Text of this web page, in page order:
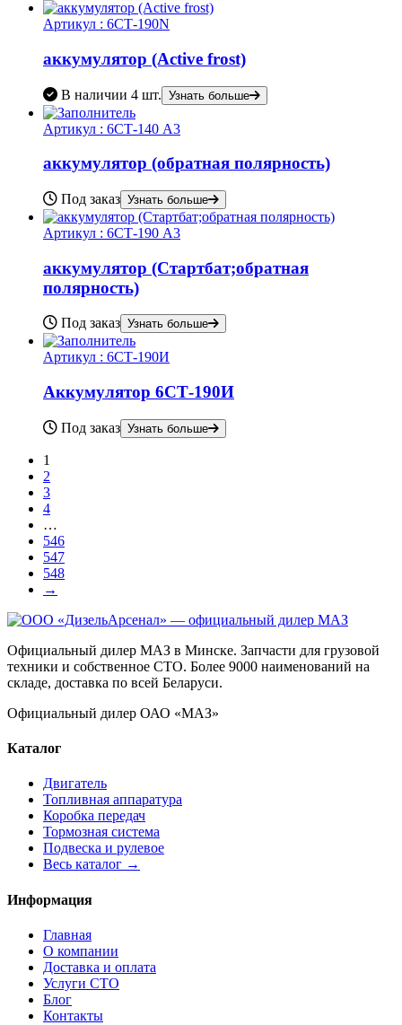
Артикул : 6СТ-190N
аккумулятор (Active frost)
В наличии 4 шт. Узнать больше
Артикул : 6СТ-140 А3
аккумулятор (обратная полярность)
Под заказ Узнать больше
Артикул : 6СТ-190 А3
аккумулятор (Стартбат;обратная
полярность)
Под заказ Узнать больше
Артикул : 6СТ-190И
Аккумулятор 6СТ-190И
Под заказ Узнать больше
1
2
3
4
…
546
547
548
→
Официальный дилер МАЗ в Минске. Запчасти для грузовой
техники и собственное СТО. Более 9000 наименований на
складе, доставка по всей Беларуси.
Официальный дилер ОАО «МАЗ»
Каталог
Двигатель
Топливная аппаратура
Коробка передач
Тормозная система
Подвеска и рулевое
Весь каталог →
Информация
Главная
О компании
Доставка и оплата
Услуги СТО
Блог
Контакты